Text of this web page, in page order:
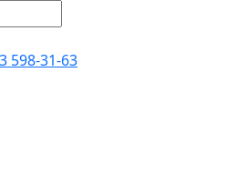
598-31-63